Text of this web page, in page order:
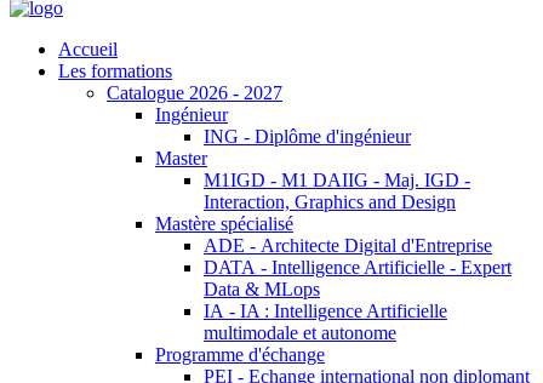
Accueil
Les formations
Catalogue 2026 - 2027
Ingénieur
ING - Diplôme d'ingénieur
Master
M1IGD - M1 DAIIG - Maj. IGD -
Interaction, Graphics and Design
Mastère spécialisé
ADE - Architecte Digital d'Entreprise
DATA - Intelligence Artificielle - Expert
Data & MLops
IA - IA : Intelligence Artificielle
multimodale et autonome
Programme d'échange
PEI - Echange international non diplomant